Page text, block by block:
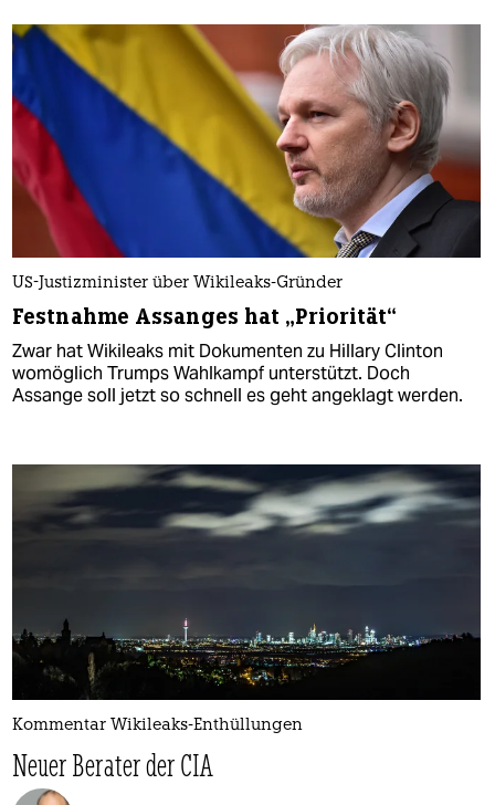
US-Justizminister über Wikileaks-Gründer
Festnahme Assanges hat „Priorität“
Zwar hat Wikileaks mit Dokumenten zu Hillary Clinton
womöglich Trumps Wahlkampf unterstützt. Doch
Assange soll jetzt so schnell es geht angeklagt werden.
Kommentar Wikileaks-Enthüllungen
Neuer Berater der CIA